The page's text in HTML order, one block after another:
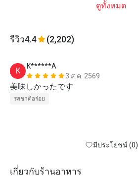
ดูทั้งหมด
รีวิว4.4 (2,202)
K
K******A
3 ส.ค. 2569
美味しかったです
รสชาติอร่อย
มีประโยชน์ (0)
เกี่ยวกับร้านอาหาร